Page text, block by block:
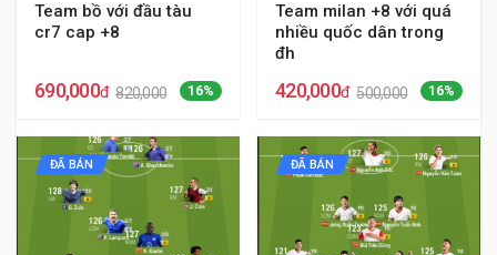
Team bồ với đầu tàu
cr7 cap +8
690,000đ 820,000 16%
Team milan +8 với quá
nhiều quốc dân trong
đh
420,000đ 500,000 16%
ĐÃ BÁN ĐÃ BÁN